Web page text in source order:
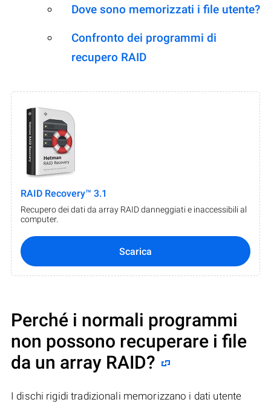
Dove sono memorizzati i file utente?
Confronto dei programmi di
recupero RAID
RAID Recovery™ 3.1
Recupero dei dati da array RAID danneggiati e inaccessibili al
computer.
Scarica
Perché i normali programmi
non possono recuperare i file
da un array RAID?
I dischi rigidi tradizionali memorizzano i dati utente